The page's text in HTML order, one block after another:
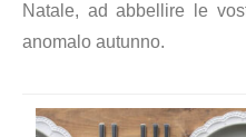
Natale, ad abbellire le
anomalo autunno.